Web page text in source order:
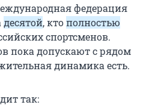
федерация
десятой, ктополностью
спортсменов.
пока допускают с рядом
динамика есть.
так: